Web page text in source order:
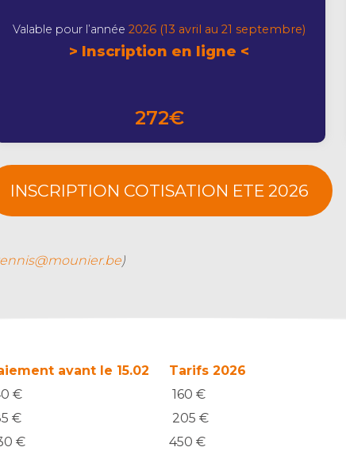
Valable pour l’année2026 (13 avril au 21 septembre)
> Inscription en ligne <
272€
INSCRIPTION COTISATION ETE 2026
)
avant le 15.02
Tarifs 2026
€
160 €
€
205 €
€
450 €